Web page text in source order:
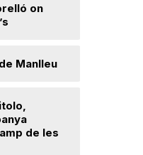
on
Manlleu
de les